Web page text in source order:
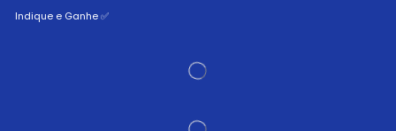
Indique e Ganhe ✅